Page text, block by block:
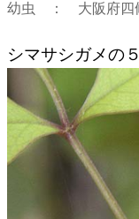
幼虫 ： 大阪府四
シマサシガメの